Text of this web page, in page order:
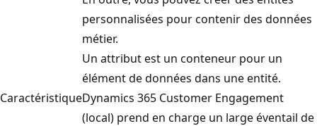
personnalisées pour contenir des données
métier.
Caractéristique
Un attribut est un conteneur pour un
élément de données dans une entité.
Dynamics 365 Customer Engagement
(local) prend en charge un large éventail de